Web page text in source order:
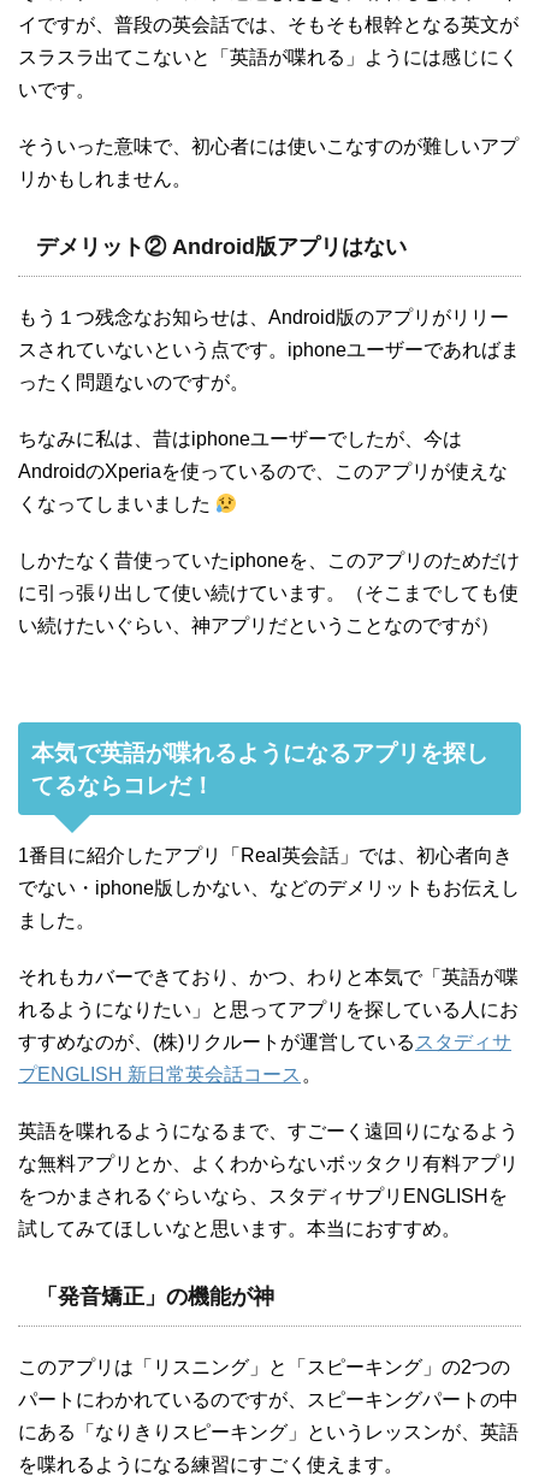
イですが、普段の英会話では、そもそも根幹となる英文が
スラスラ出てこないと「英語が喋れる」ようには感じにく
いです。
そういった意味で、初心者には使いこなすのが難しいアプ
リかもしれません。
デメリット② Android版アプリはない
もう１つ残念なお知らせは、Android版のアプリがリリー
スされていないという点です。iphoneユーザーであればま
ったく問題ないのですが。
ちなみに私は、昔はiphoneユーザーでしたが、今は
AndroidのXperiaを使っているので、このアプリが使えな
くなってしまいました
しかたなく昔使っていたiphoneを、このアプリのためだけ
に引っ張り出して使い続けています。（そこまでしても使
い続けたいぐらい、神アプリだということなのですが）
本気で英語が喋れるようになるアプリを探し
てるならコレだ！
1番目に紹介したアプリ「Real英会話」では、初心者向き
でない・iphone版しかない、などのデメリットもお伝えし
ました。
それもカバーできており、かつ、わりと本気で「英語が喋
れるようになりたい」と思ってアプリを探している人にお
すすめなのが、(株)リクルートが運営している スタディサ
プENGLISH 新日常英会話コース 。
英語を喋れるようになるまで、すごーく遠回りになるよう
な無料アプリとか、よくわからないボッタクリ有料アプリ
をつかまされるぐらいなら、スタディサプリENGLISHを
試してみてほしいなと思います。本当におすすめ。
「発音矯正」の機能が神
このアプリは「リスニング」と「スピーキング」の2つの
パートにわかれているのですが、スピーキングパートの中
にある「なりきりスピーキング」というレッスンが、英語
を喋れるようになる練習にすごく使えます。